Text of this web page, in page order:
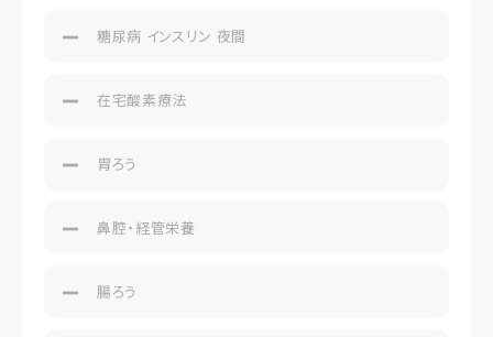
糖尿病 インスリン 夜間
在宅酸素療法
胃ろう
鼻腔・経管栄養
腸ろう